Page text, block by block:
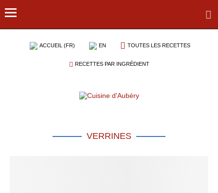
ACCUEIL (FR) EN TOUTES LES RECETTES
RECETTES PAR INGRÉDIENT
VERRINES